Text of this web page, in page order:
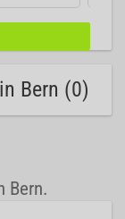
Bern (0)
Bern.